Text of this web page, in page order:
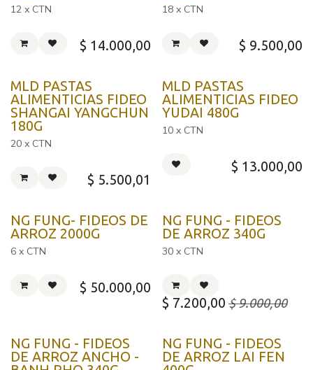
12 x CTN
$ 14.000,00
18 x CTN
$ 9.500,00
MLD PASTAS
ALIMENTICIAS FIDEO
SHANGAI YANGCHUN
180G
20 x CTN
$ 5.500,01
MLD PASTAS
ALIMENTICIAS FIDEO
YUDAI 480G
10 x CTN
$ 13.000,00
NG FUNG- FIDEOS DE
ARROZ 2000G
6 x CTN
$ 50.000,00
NG FUNG - FIDEOS
DE ARROZ 340G
30 x CTN
$ 7.200,00 $9.000,00
NG FUNG - FIDEOS
DE ARROZ ANCHO -
NG FUNG - FIDEOS
DE ARROZ LAI FEN